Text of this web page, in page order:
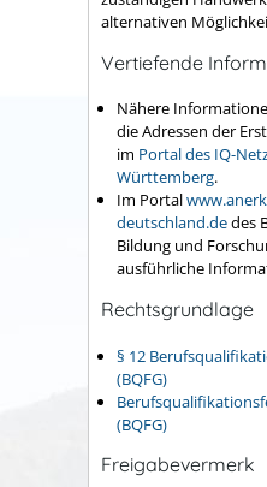
alternativen
Vertiefende
Nähere
die Adressen der
im Portal des IQ-
Württemberg.
Im Portal
deutschland.dedes
Bildung und
ausführliche
Rechtsgrundlage
§ 12
(BQFG)
(BQFG)
Freigabevermerk